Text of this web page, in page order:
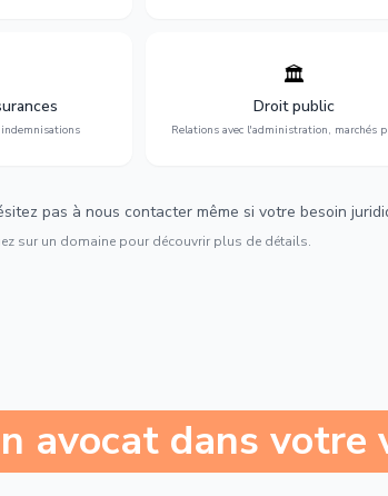
: contrats
indemnisations
🏛️
Droit public
Relations avec l'administration, marchés
Gestion de vos relations avec
l'administration : marchés
urbanisme et contentieux.
pas à nous contacter même si votre besoin
sur un domaine pour découvrir plus de détails.
avocat dans votre